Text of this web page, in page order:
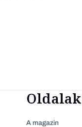
Oldalak
A magazin